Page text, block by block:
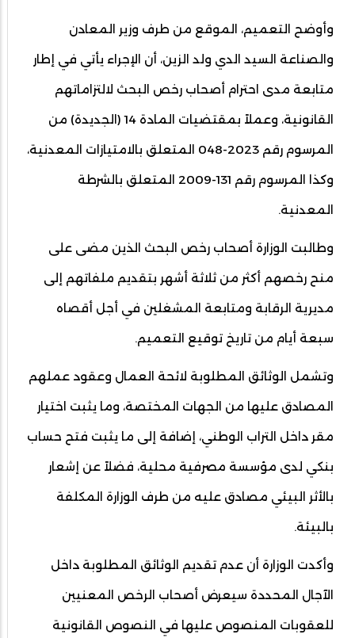
وأوضح التعميم، الموقع من طرف وزير المعادن
والصناعة السيد الدي ولد الزين، أن الإجراء يأتي في إطار
متابعة مدى احترام أصحاب رخص البحث لالتزاماتهم
القانونية، وعملاً بمقتضيات المادة 14 (الجديدة) من
المرسوم رقم 2023-048 المتعلق بالامتيازات المعدنية،
وكذا المرسوم رقم 131-2009 المتعلق بالشرطة
المعدنية.
وطالبت الوزارة أصحاب رخص البحث الذين مضى على
منح رخصهم أكثر من ثلاثة أشهر بتقديم ملفاتهم إلى
مديرية الرقابة ومتابعة المشغلين في أجل أقصاه
سبعة أيام من تاريخ توقيع التعميم.
وتشمل الوثائق المطلوبة لائحة العمال وعقود عملهم
المصادق عليها من الجهات المختصة، وما يثبت اختيار
مقر داخل التراب الوطني، إضافة إلى ما يثبت فتح حساب
بنكي لدى مؤسسة مصرفية محلية، فضلاً عن إشعار
بالأثر البيئي مصادق عليه من طرف الوزارة المكلفة
بالبيئة.
وأكدت الوزارة أن عدم تقديم الوثائق المطلوبة داخل
الآجال المحددة سيعرض أصحاب الرخص المعنيين
للعقوبات المنصوص عليها في النصوص القانونية